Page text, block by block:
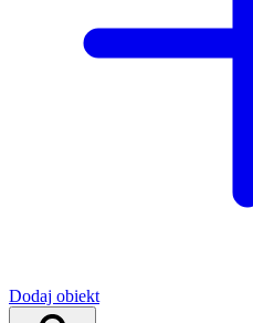
Dodaj obiekt